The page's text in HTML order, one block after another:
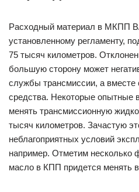
Расходный материал в МКПП
установленному регламенту,
75 тысяч километров.
большую сторону может
службы трансмиссии, а вместе
средства. Некоторые опытные
менять трансмиссионную
тысяч километров. Зачастую
неблагоприятных условий
например. Отметим несколько
масло в КПП придется менять